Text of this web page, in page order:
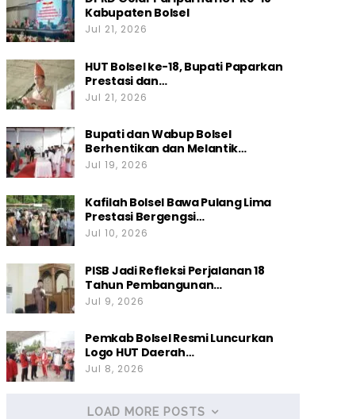
Kabupaten Bolsel
Jul 21, 2026
HUT Bolsel ke-18, Bupati Paparkan
Prestasi dan…
Jul 21, 2026
Bupati dan Wabup Bolsel
Berhentikan dan Melantik…
Jul 19, 2026
Kafilah Bolsel Bawa Pulang Lima
Prestasi Bergengsi…
Jul 10, 2026
PISB Jadi Refleksi Perjalanan 18
Tahun Pembangunan…
Jul 9, 2026
Pemkab Bolsel Resmi Luncurkan
Logo HUT Daerah…
Jul 8, 2026
LOAD MORE POSTS